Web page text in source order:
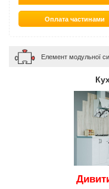
Оплата частинами
Елемент модульної